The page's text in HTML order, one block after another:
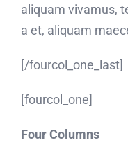
aliquam vivamus,
a et, aliquam
[/fourcol_one_last]
[fourcol_one]
Four Columns